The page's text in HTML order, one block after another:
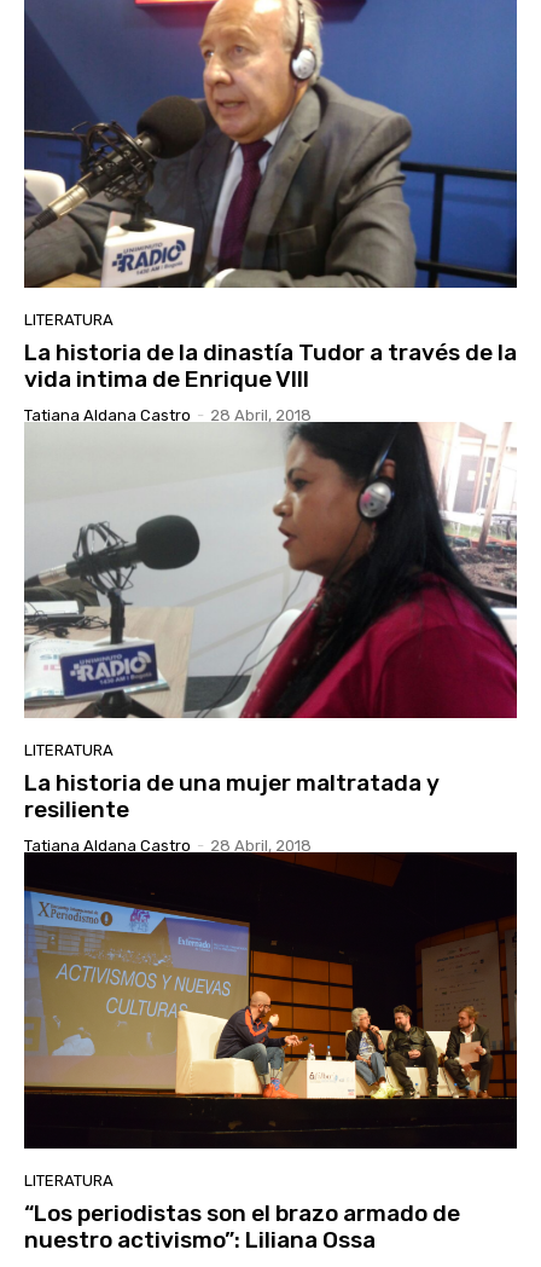
LITERATURA
La historia de la dinastía Tudor a través de la
vida intima de Enrique VIII
Tatiana Aldana Castro - 28 Abril, 2018
LITERATURA
La historia de una mujer maltratada y
resiliente
Tatiana Aldana Castro - 28 Abril, 2018
LITERATURA
“Los periodistas son el brazo armado de
nuestro activismo”: Liliana Ossa